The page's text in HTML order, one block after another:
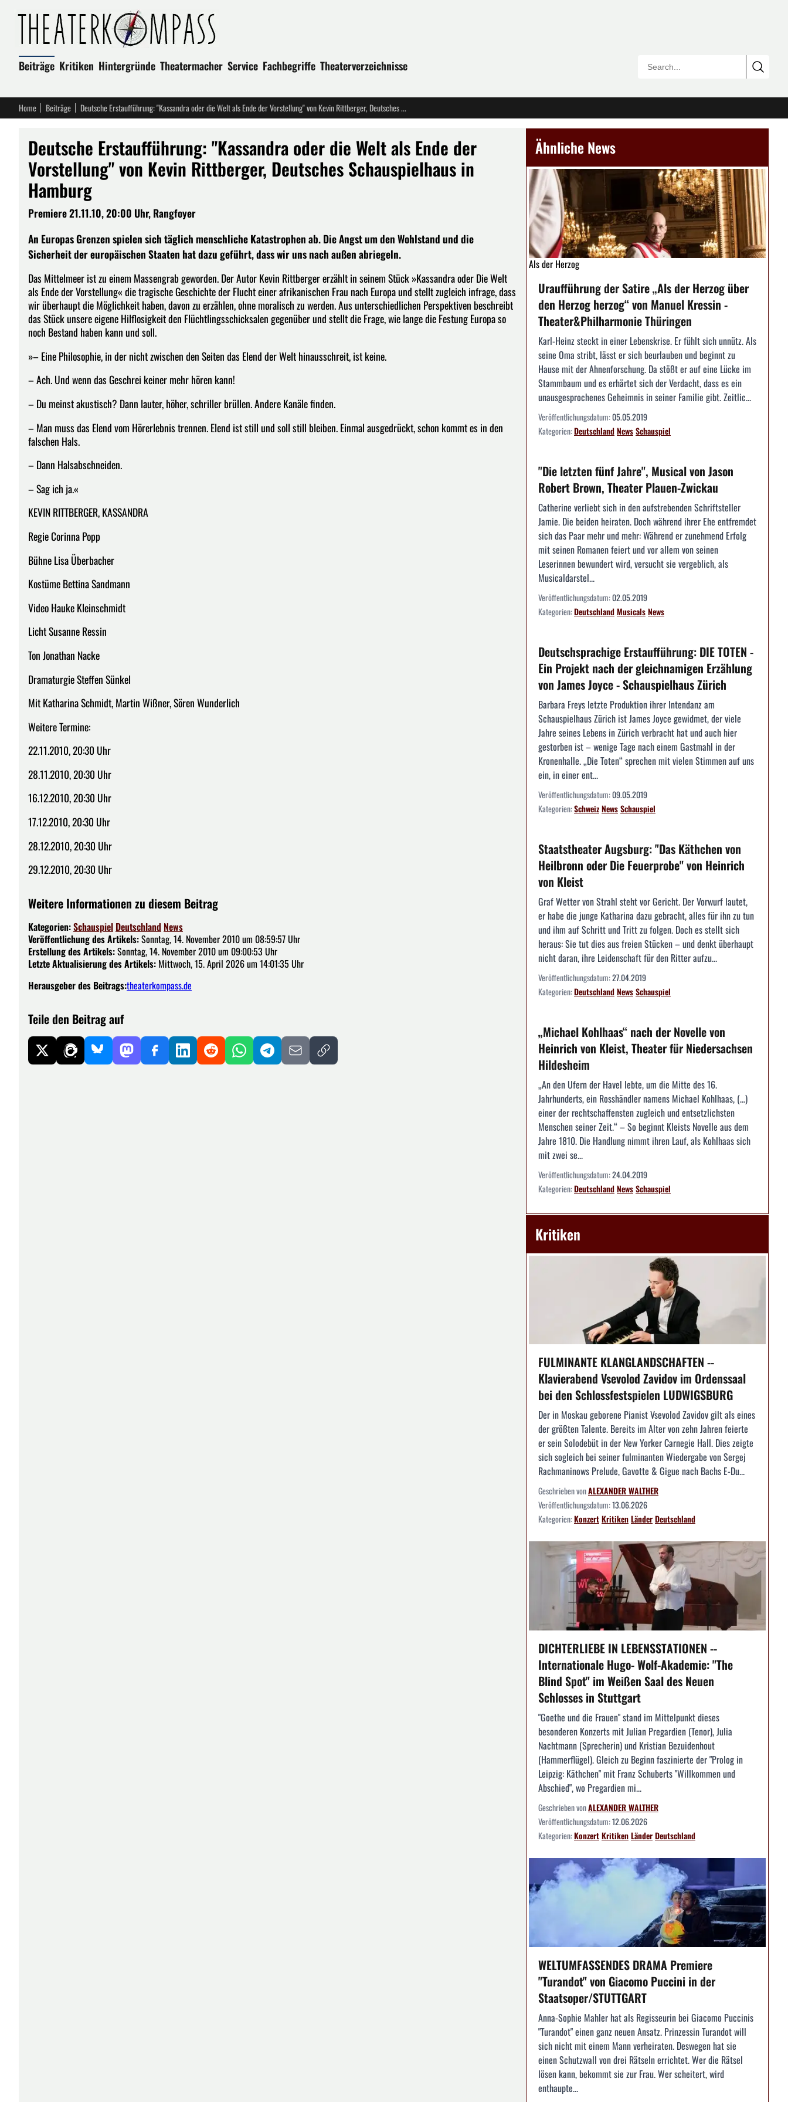
Beiträge Kritiken Hintergründe Theatermacher Service Fachbegriffe Theaterverzeichnisse
Home Beiträge Deutsche Erstaufführung: "Kassandra oder die Welt als Ende der Vorstellung" von Kevin Rittberger, Deutsches Schauspielhaus in Hamburg
Deutsche Erstaufführung: "Kassandra oder die Welt als Ende der
Vorstellung" von Kevin Rittberger, Deutsches Schauspielhaus in
Hamburg
Premiere 21.11.10, 20:00 Uhr, Rangfoyer
An Europas Grenzen spielen sich täglich menschliche Katastrophen ab. Die Angst um den Wohlstand und die
Sicherheit der europäischen Staaten hat dazu geführt, dass wir uns nach außen abriegeln.
Das Mittelmeer ist zu einem Massengrab geworden. Der Autor Kevin Rittberger erzählt in seinem Stück »Kassandra oder Die Welt
als Ende der Vorstellung« die tragische Geschichte der Flucht einer afrikanischen Frau nach Europa und stellt zugleich infrage, dass
wir überhaupt die Möglichkeit haben, davon zu erzählen, ohne moralisch zu werden. Aus unterschiedlichen Perspektiven beschreibt
das Stück unsere eigene Hilflosigkeit den Flüchtlingsschicksalen gegenüber und stellt die Frage, wie lange die Festung Europa so
noch Bestand haben kann und soll.
»– Eine Philosophie, in der nicht zwischen den Seiten das Elend der Welt hinausschreit, ist keine.
– Ach. Und wenn das Geschrei keiner mehr hören kann!
– Du meinst akustisch? Dann lauter, höher, schriller brüllen. Andere Kanäle finden.
– Man muss das Elend vom Hörerlebnis trennen. Elend ist still und soll still bleiben. Einmal ausgedrückt, schon kommt es in den
falschen Hals.
– Dann Halsabschneiden.
– Sag ich ja.«
KEVIN RITTBERGER, KASSANDRA
Regie Corinna Popp
Bühne Lisa Überbacher
Kostüme Bettina Sandmann
Video Hauke Kleinschmidt
Licht Susanne Ressin
Ton Jonathan Nacke
Dramaturgie Steffen Sünkel
Mit Katharina Schmidt, Martin Wißner, Sören Wunderlich
Weitere Termine:
22.11.2010, 20:30 Uhr
28.11.2010, 20:30 Uhr
16.12.2010, 20:30 Uhr
17.12.2010, 20:30 Uhr
28.12.2010, 20:30 Uhr
29.12.2010, 20:30 Uhr
Weitere Informationen zu diesem Beitrag
Kategorien:Schauspiel Deutschland News
Veröffentlichung des Artikels:Sonntag, 14. November 2010 um 08:59:57 Uhr
Erstellung des Artikels:Sonntag, 14. November 2010 um 09:00:53 Uhr
Letzte Aktualisierung des Artikels: Mittwoch, 15. April 2026 um 14:01:35 Uhr
Herausgeber des Beitrags:theaterkompass.de
Teile den Beitrag auf
Ähnliche News
Als der Herzog
Uraufführung der Satire „Als der Herzog über
den Herzog herzog“ von Manuel Kressin -
Theater&Philharmonie Thüringen
Karl-Heinz steckt in einer Lebenskrise. Er fühlt sich unnütz. Als
seine Oma stribt, lässt er sich beurlauben und beginnt zu
Hause mit der Ahnenforschung. Da stößt er auf eine Lücke im
Stammbaum und es erhärtet sich der Verdacht, dass es ein
unausgesprochenes Geheimnis in seiner Familie gibt. Zeitlic...
Veröffentlichungsdatum:05.05.2019
Kategorien:DeutschlandNewsSchauspiel
"Die letzten fünf Jahre", Musical von Jason
Robert Brown, Theater Plauen-Zwickau
Catherine verliebt sich in den aufstrebenden Schriftsteller
Jamie. Die beiden heiraten. Doch während ihrer Ehe entfremdet
sich das Paar mehr und mehr: Während er zunehmend Erfolg
mit seinen Romanen feiert und vor allem von seinen
Leserinnen bewundert wird, versucht sie vergeblich, als
Musicaldarstel...
Veröffentlichungsdatum:02.05.2019
Kategorien:DeutschlandMusicalsNews
Deutschsprachige Erstaufführung: DIE TOTEN -
Ein Projekt nach der gleichnamigen Erzählung
von James Joyce - Schauspielhaus Zürich
Barbara Freys letzte Produktion ihrer Intendanz am
Schauspielhaus Zürich ist James Joyce gewidmet, der viele
Jahre seines Lebens in Zürich verbracht hat und auch hier
gestorben ist – wenige Tage nach einem Gastmahl in der
Kronenhalle. „Die Toten“ sprechen mit vielen Stimmen auf uns
ein, in einer ent...
Veröffentlichungsdatum:09.05.2019
Kategorien:SchweizNewsSchauspiel
Staatstheater Augsburg: "Das Käthchen von
Heilbronn oder Die Feuerprobe" von Heinrich
von Kleist
Graf Wetter von Strahl steht vor Gericht. Der Vorwurf lautet,
er habe die junge Katharina dazu gebracht, alles für ihn zu tun
und ihm auf Schritt und Tritt zu folgen. Doch es stellt sich
heraus: Sie tut dies aus freien Stücken – und denkt überhaupt
nicht daran, ihre Leidenschaft für den Ritter aufzu...
Veröffentlichungsdatum:27.04.2019
Kategorien:DeutschlandNewsSchauspiel
„Michael Kohlhaas“ nach der Novelle von
Heinrich von Kleist, Theater für Niedersachsen
Hildesheim
„An den Ufern der Havel lebte, um die Mitte des 16.
Jahrhunderts, ein Rosshändler namens Michael Kohlhaas, (…)
einer der rechtschaffensten zugleich und entsetzlichsten
Menschen seiner Zeit.“ – So beginnt Kleists Novelle aus dem
Jahre 1810. Die Handlung nimmt ihren Lauf, als Kohlhaas sich
mit zwei se...
Veröffentlichungsdatum:24.04.2019
Kategorien:DeutschlandNewsSchauspiel
Kritiken
FULMINANTE KLANGLANDSCHAFTEN --
Klavierabend Vsevolod Zavidov im Ordenssaal
bei den Schlossfestspielen LUDWIGSBURG
Der in Moskau geborene Pianist Vsevolod Zavidov gilt als eines
der größten Talente. Bereits im Alter von zehn Jahren feierte
er sein Solodebüt in der New Yorker Carnegie Hall. Dies zeigte
sich sogleich bei seiner fulminanten Wiedergabe von Sergej
Rachmaninows Prelude, Gavotte & Gigue nach Bachs E-Du...
Geschrieben vonALEXANDER WALTHER
Veröffentlichungsdatum:13.06.2026
Kategorien:KonzertKritikenLänderDeutschland
DICHTERLIEBE IN LEBENSSTATIONEN --
Internationale Hugo- Wolf-Akademie: "The
Blind Spot" im Weißen Saal des Neuen
Schlosses in Stuttgart
"Goethe und die Frauen" stand im Mittelpunkt dieses
besonderen Konzerts mit Julian Pregardien (Tenor), Julia
Nachtmann (Sprecherin) und Kristian Bezuidenhout
(Hammerflügel). Gleich zu Beginn faszinierte der "Prolog in
Leipzig: Käthchen" mit Franz Schuberts "Willkommen und
Abschied", wo Pregardien mi...
Geschrieben vonALEXANDER WALTHER
Veröffentlichungsdatum:12.06.2026
Kategorien:KonzertKritikenLänderDeutschland
WELTUMFASSENDES DRAMA Premiere
"Turandot" von Giacomo Puccini in der
Staatsoper/STUTTGART
Anna-Sophie Mahler hat als Regisseurin bei Giacomo Puccinis
"Turandot" einen ganz neuen Ansatz. Prinzessin Turandot will
sich nicht mit einem Mann verheiraten. Deswegen hat sie
einen Schutzwall von drei Rätseln errichtet. Wer die Rätsel
lösen kann, bekommt sie zur Frau. Wer scheitert, wird
enthaupte...